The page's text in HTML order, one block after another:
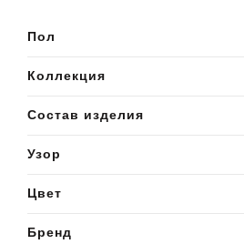
Пол
Коллекция
Состав изделия
Узор
Цвет
Бренд